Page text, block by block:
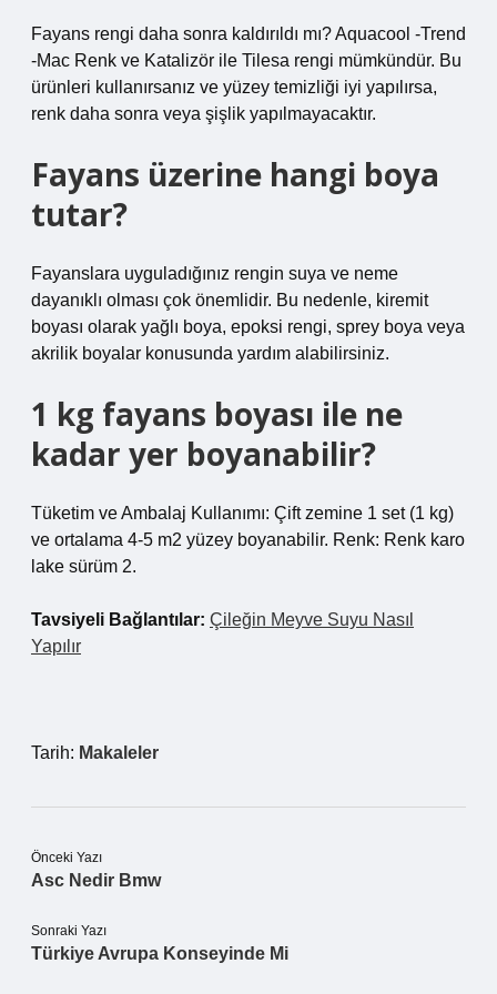
Fayans rengi daha sonra kaldırıldı mı? Aquacool -Trend
-Mac Renk ve Katalizör ile Tilesa rengi mümkündür. Bu
ürünleri kullanırsanız ve yüzey temizliği iyi yapılırsa,
renk daha sonra veya şişlik yapılmayacaktır.
Fayans üzerine hangi boya
tutar?
Fayanslara uyguladığınız rengin suya ve neme
dayanıklı olması çok önemlidir. Bu nedenle, kiremit
boyası olarak yağlı boya, epoksi rengi, sprey boya veya
akrilik boyalar konusunda yardım alabilirsiniz.
1 kg fayans boyası ile ne
kadar yer boyanabilir?
Tüketim ve Ambalaj Kullanımı: Çift zemine 1 set (1 kg)
ve ortalama 4-5 m2 yüzey boyanabilir. Renk: Renk karo
lake sürüm 2.
Tavsiyeli Bağlantılar: Çileğin Meyve Suyu Nasıl
Yapılır
Tarih: Makaleler
Önceki Yazı
Asc Nedir Bmw
Sonraki Yazı
Türkiye Avrupa Konseyinde Mi